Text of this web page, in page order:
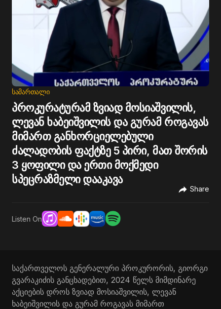
ᲡᲐᲛᲐᲠᲗᲐᲚᲘ
პროკურატურამ ზვიად მოსიაშვილის,
ლევან ხაბეიშვილის და გურამ როგავას
მიმართ განხორციელებული
ძალადობის ფაქტზე 5 პირი, მათ შორის
3 ყოფილი და ერთი მოქმედი
სპეცრაზმელი დააკავა
Share
Listen On
საქართველოს გენერალური პროკურორის, გიორგი
გვარაკიძის განცხადებით, 2024 წელს მიმდინარე
აქციების დროს ზვიად მოსიაშვილის, ლევან
ხაბეიშვილის და გურამ როგავას მიმართ